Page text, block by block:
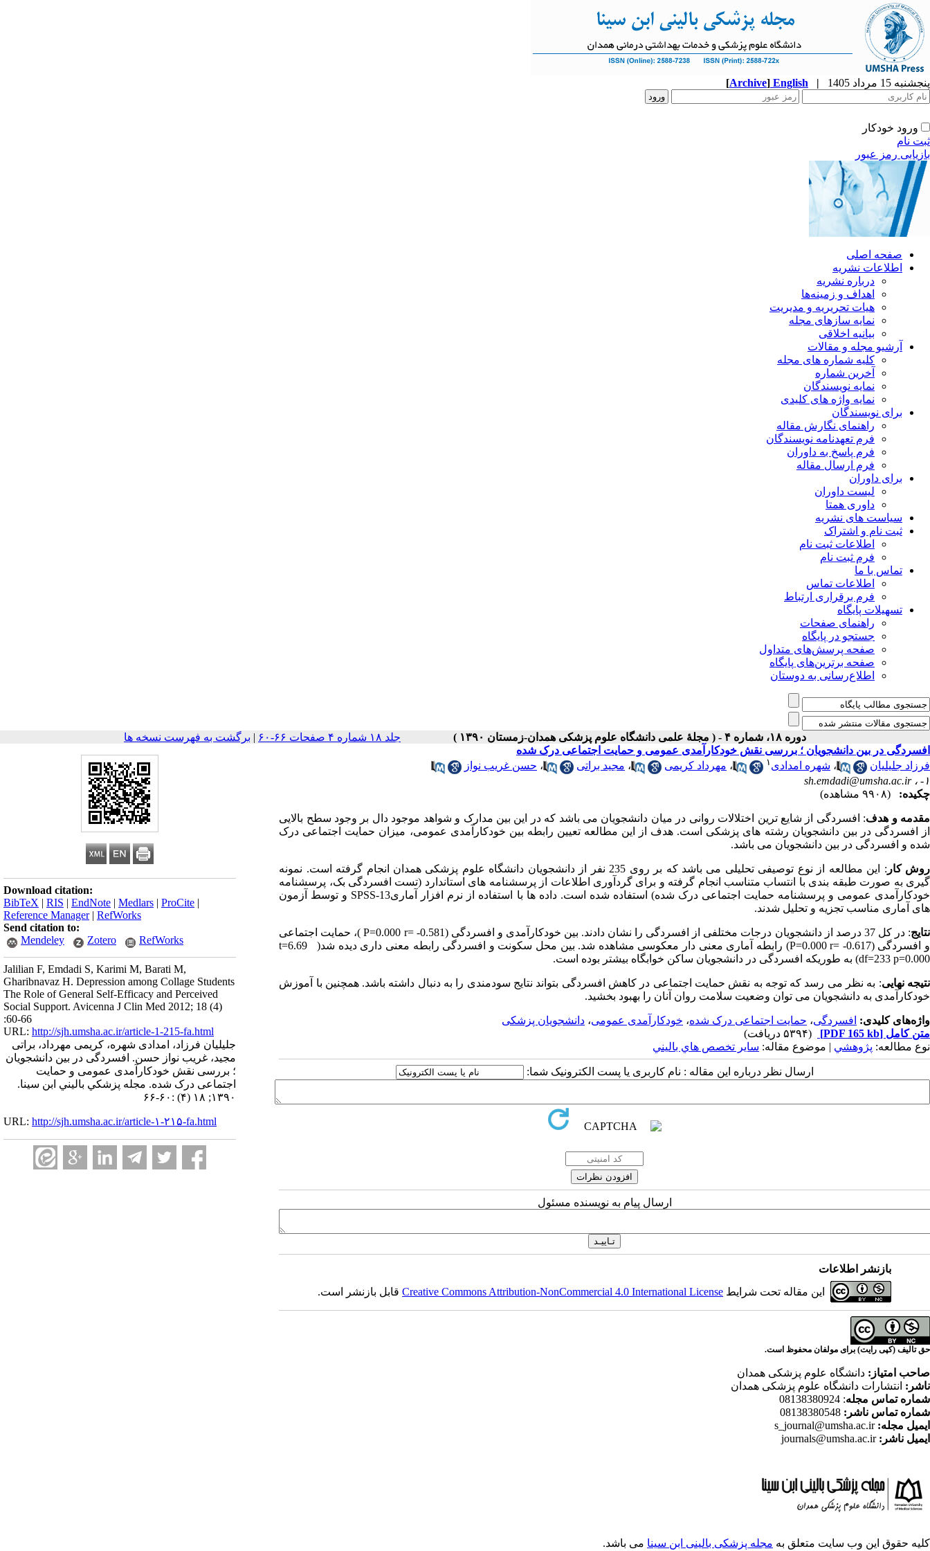
پنجشنبه 15 مرداد 1405 |
English
[Archive]
ورود خودکار
ثبت نام
بازیابی رمز عبور
صفحه اصلی
اطلاعات نشریه
درباره نشریه
اهداف و زمینه‌ها
هیات تحریریه و مدیریت
نمایه سازهای مجله
بیانیه اخلاقی
آرشیو مجله و مقالات
کلیه شماره های مجله
آخرین شماره
نمایه نویسندگان
نمایه واژه های کلیدی
برای نویسندگان
راهنمای نگارش مقاله
فرم تعهدنامه نویسندگان
فرم پاسخ به داوران
فرم ارسال مقاله
برای داوران
لیست داوران
داوری همتا
سیاست های نشریه
ثبت نام و اشتراک
اطلاعات ثبت نام
فرم ثبت نام
تماس با ما
اطلاعات تماس
فرم برقراری ارتباط
تسهیلات پایگاه
راهنمای صفحات
جستجو در پایگاه
صفحه پرسش‌های متداول
صفحه برترین‌های پایگاه
اطلاع‌رسانی به دوستان
دوره ۱۸، شماره ۴ - ( مجلۀ علمی دانشگاه علوم پزشکی همدان-زمستان ۱۳۹۰ ) جلد ۱۸ شماره ۴ صفحات ۶۶-۶۰ | برگشت به فهرست نسخه ها
Download citation:
BibTeX | RIS | EndNote | Medlars | ProCite |
Reference Manager| RefWorks
Send citation to:
Mendeley
Zotero RefWorks
Jalilian F, Emdadi S, Karimi M, Barati M,
Gharibnavaz H. Depression among Collage Students
The Role of General Self-Efficacy and Perceived
Social Support. Avicenna J Clin Med 2012; 18 (4)
:60-66
URL: http://sjh.umsha.ac.ir/article-1-215-fa.html
جلیلیان فرزاد، امدادی شهره، کریمی مهرداد، براتی
مجید، غریب نواز حسن. افسردگی در بین دانشجویان
؛ بررسی نقش خودکارآمدی عمومی و حمایت
اجتماعی درک شده. مجله پزشكي باليني ابن سينا.
۱۳۹۰; ۱۸ (۴) :۶۰-۶۶
URL: http://sjh.umsha.ac.ir/article-۱-۲۱۵-fa.html
افسردگی در بین دانشجویان ؛ بررسی نقش خودکارآمدی عمومی و حمایت اجتماعی درک شده
فرزاد جلیلیان
، شهره امدادی ۱ ، مهرداد کریمی ، مجید براتی ، حسن غریب نواز
۱- ،
sh.emdadi@umsha.ac.ir
چکیده:
(۹۹۰۸ مشاهده)
مقدمه و هدف: افسردگی از شایع ترین اختلالات روانی در میان دانشجویان می باشد که در این بین مدارک و شواهد موجود دال بر وجود سطح بالایی
از افسردگی در بین دانشجویان رشته های پزشکی است. هدف از این مطالعه تعیین رابطه بین خودکارآمدی عمومی، میزان حمایت اجتماعی درک
شده و افسردگی در بین دانشجویان می باشد.
روش کار
: این مطالعه از نوع توصیفی تحلیلی می باشد که بر روی 235 نفر از دانشجویان دانشگاه علوم پزشکی همدان انجام گرفته است. نمونه
گیری به صورت طبقه بندی با انتساب متناسب انجام گرفته و برای گردآوری اطلاعات از پرسشنامه های استاندارد (تست افسردگی بک، پرسشنامه
خودکارآمدی عمومی و پرسشنامه حمایت اجتماعی درک شده) استفاده شده است. داده ها با استفاده از نرم افزار آماریSPSS-13 و توسط آزمون
های آماری مناسب تجزیه و تحلیل شدند.
نتایج
: در کل 37 درصد از دانشجویان درجات مختلفی از افسردگی را نشان دادند. بین خودکارآمدی و افسردگی (P=0.000 r= -0.581 )، حمایت اجتماعی
و افسردگی (P=0.000 r= -0.617) رابطه آماری معنی دار معکوسی مشاهده شد. بین محل سکونت و افسردگی رابطه معنی داری دیده شد( t=6.69
df=233 p=0.000) به طوریکه افسردگی در دانشجویان ساکن خوابگاه بیشتر بوده است.
نتیجه نهایی: به نظر می رسد که توجه به نقش حمایت اجتماعی در کاهش افسردگی بتواند نتایج سودمندی را به دنبال داشته باشد. همچنین با آموزش
خودکارآمدی به دانشجویان می توان وضعیت سلامت روان آنان را بهبود بخشید.
واژه‌های کلیدی: افسردگی، حمایت اجتماعی درک شده، خودکارآمدی عمومی، دانشجویان پزشکی
متن کامل [PDF 165 kb]
(۵۳۹۴ دریافت)
نوع مطالعه: پژوهشي | موضوع مقاله: سایر تخصص هاي باليني
ارسال نظر درباره این مقاله : نام کاربری یا پست الکترونیک شما:
ارسال پیام به نویسنده مسئول
بازنشر اطلاعات
این مقاله تحت شرایط Creative Commons Attribution-NonCommercial 4.0 International Licenseقابل بازنشر است.
حق تالیف (کپی رایت) برای مولفان محفوظ است.
صاحب امتیاز: دانشگاه علوم پزشکی همدان
ناشر: انتشارات دانشگاه علوم پزشکی همدان
شماره تماس مجله: 08138380924
شماره تماس ناشر:
ایمیل مجله: s_journal@umsha.ac.ir
ایمیل ناشر: journals@umsha.ac.ir
کلیه حقوق این وب سایت متعلق به مجله پزشکی بالینی ابن سینا می باشد.